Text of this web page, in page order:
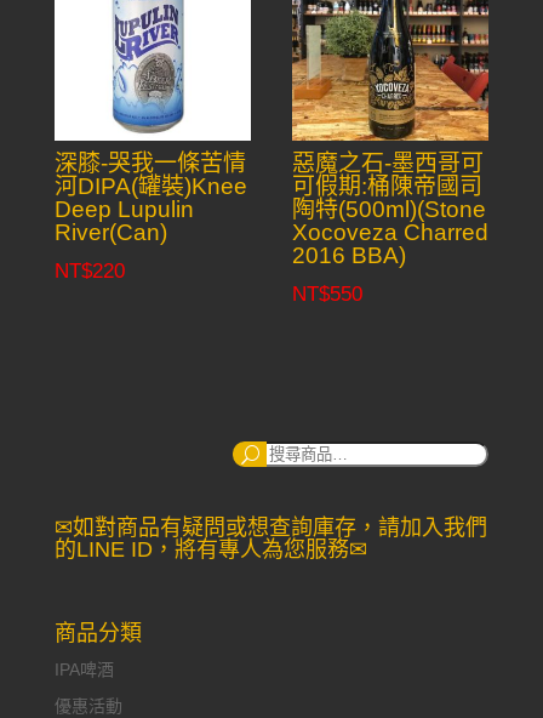
深膝-哭我一條苦情
河DIPA(罐裝)Knee
Deep Lupulin
River(Can)
NT$220
惡魔之石-墨西哥可
可假期:桶陳帝國司
陶特(500ml)(Stone
Xocoveza Charred
2016 BBA)
NT$550
搜
✉如對商品有疑問或想查詢庫存，請加入我們
的LINE ID，將有專人為您服務✉
商品分類
IPA啤酒
優惠活動